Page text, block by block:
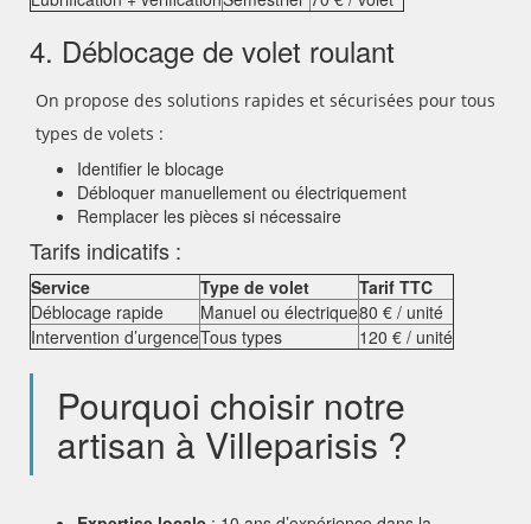
4. Déblocage de volet roulant
On propose des solutions rapides et sécurisées pour tous
types de volets :
Identifier le blocage
Débloquer manuellement ou électriquement
Remplacer les pièces si nécessaire
Tarifs indicatifs :
Service Type de volet
Tarif TTC
Déblocage rapide
Manuel ou électrique80 € / unité
Intervention d’urgenceTous types 120 € / unité
Pourquoi choisir notre
artisan à Villeparisis ?